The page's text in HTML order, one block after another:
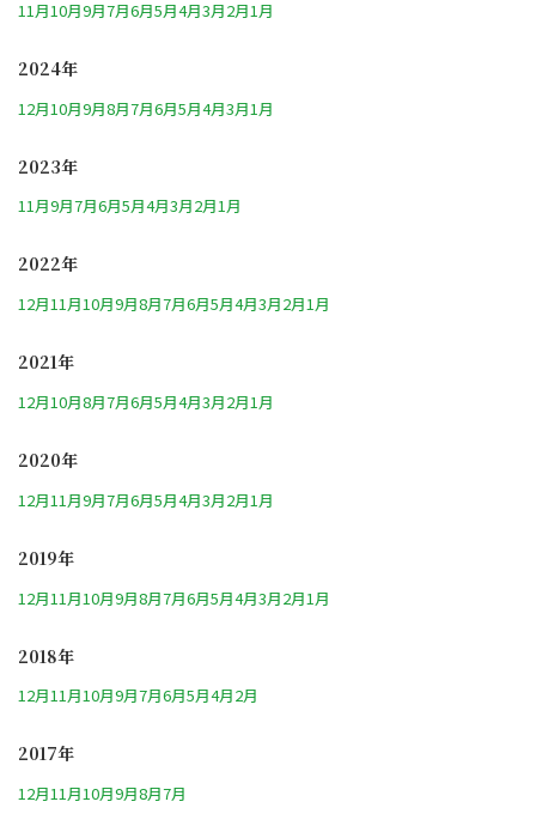
11月10月9月7月6月5月4月3月2月1月
2024年
12月10月9月8月7月6月5月4月3月1月
2023年
11月9月7月6月5月4月3月2月1月
2022年
12月11月10月9月8月7月6月5月4月3月2月1月
2021年
12月10月8月7月6月5月4月3月2月1月
2020年
12月11月9月7月6月5月4月3月2月1月
2019年
12月11月10月9月8月7月6月5月4月3月2月1月
2018年
12月11月10月9月7月6月5月4月2月
2017年
12月11月10月9月8月7月